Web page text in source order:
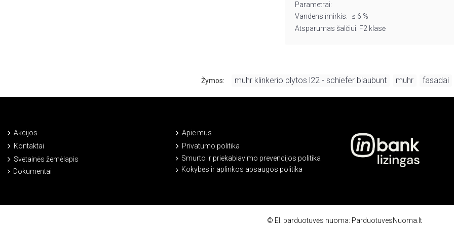
Parametrai:
Vandens įmirkis: ≤ 6 %
Atsparumas šalčiui: F2 klasė
Žymos: muhr klinkerio plytos l22 - schiefer blaubunt muhr fasadai
Akcijos
Kontaktai
Svetainės žemėlapis
Dokumentai
Apie mus
Privatumo politika
Smurto ir priekabiavimo prevencijos politika
Kokybės ir aplinkos apsaugos politika
© El. parduotuvės nuoma: ParduotuvesNuoma.lt